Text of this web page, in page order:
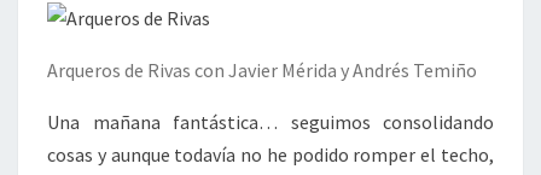
Arqueros de Rivas con Javier Mérida y Andrés Temiño
Una mañana fantástica… seguimos consolidando
cosas y aunque todavía no he podido romper el techo,